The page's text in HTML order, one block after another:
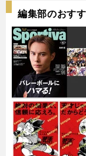
編集部のおす